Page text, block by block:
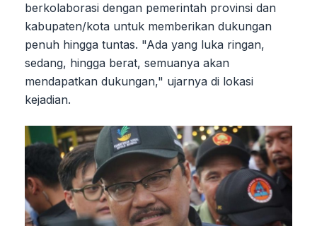
berkolaborasi dengan pemerintah provinsi dan
kabupaten/kota untuk memberikan dukungan
penuh hingga tuntas. "Ada yang luka ringan,
sedang, hingga berat, semuanya akan
mendapatkan dukungan," ujarnya di lokasi
kejadian.